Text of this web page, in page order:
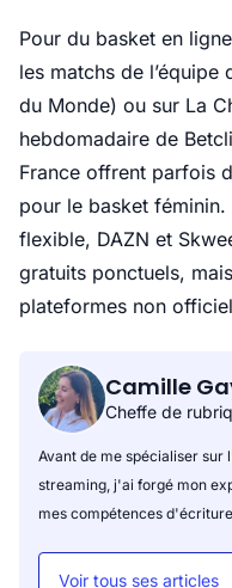
Pour du basket en
les matchs de l’équipe
du Monde) ou sur La
hebdomadaire de
France offrent parfois
pour le basket
flexible, DAZN et
gratuits ponctuels,
plateformes non
Camille
Cheffe de
Avant de me spécialiser
streaming, j'ai forgé mon
mes compétences
Voir tous ses articles